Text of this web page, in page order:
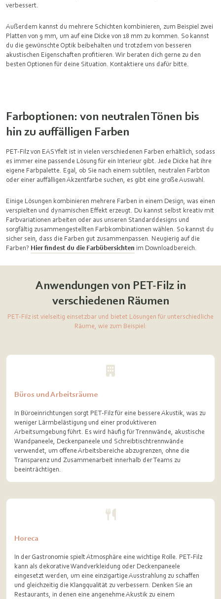
verbessert.
Außerdem kannst du mehrere Schichten kombinieren, zum Beispiel zwei
Platten von 9 mm, um auf eine Dicke von 18 mm zu kommen. So kannst
du die gewünschte Optik beibehalten und trotzdem von besseren
akustischen Eigenschaften profitieren. Wir beraten dich gerne zu den
besten Optionen für deine Situation. Kontaktiere uns dafür bitte.
Farboptionen: von neutralen Tönen bis
hin zu auffälligen Farben
PET-Filz von EASYfelt ist in vielen verschiedenen Farben erhältlich, sodass
es immer eine passende Lösung für ein Interieur gibt. Jede Dicke hat ihre
eigene Farbpalette. Egal, ob Sie nach einem subtilen, neutralen Farbton
oder einer auffälligen Akzentfarbe suchen, es gibt eine große Auswahl.
Einige Lösungen kombinieren mehrere Farben in einem Design, was einen
verspielten und dynamischen Effekt erzeugt. Du kannst selbst kreativ mit
Farbvariationen arbeiten oder aus unseren Standarddesigns und
sorgfältig zusammengestellten Farbkombinationen wählen. So kannst du
sicher sein, dass die Farben gut zusammenpassen. Neugierig auf die
Farben? Hier findest du die Farbübersichten im Downloadbereich.
Anwendungen von PET-Filz in
verschiedenen Räumen
PET-Filz ist vielseitig einsetzbar und bietet Lösungen für unterschiedliche
Räume, wie zum Beispiel:
Büros und Arbeitsräume
In Büroeinrichtungen sorgt PET-Filz für eine bessere Akustik, was zu
weniger Lärmbelästigung und einer produktiveren
Arbeitsumgebung führt. Es wird häufig für Trennwände, akustische
Wandpaneele, Deckenpaneele und Schreibtischtrennwände
verwendet, um offene Arbeitsbereiche abzugrenzen, ohne die
Transparenz und Zusammenarbeit innerhalb der Teams zu
beeinträchtigen.
Horeca
In der Gastronomie spielt Atmosphäre eine wichtige Rolle. PET-Filz
kann als dekorative Wandverkleidung oder Deckenpaneele
eingesetzt werden, um eine einzigartige Ausstrahlung zu schaffen
und gleichzeitig die Klangqualität zu verbessern. Denken Sie an
Restaurants, in denen eine angenehme Akustik zu einem